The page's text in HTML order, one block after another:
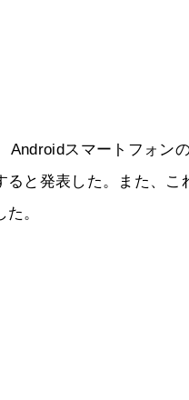
Androidスマートフォン
ると発表した。また、
。